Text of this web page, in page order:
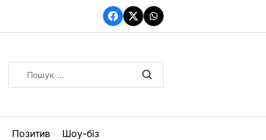
Facebook
TwitterWhatsApp
Позитив Шоу-біз